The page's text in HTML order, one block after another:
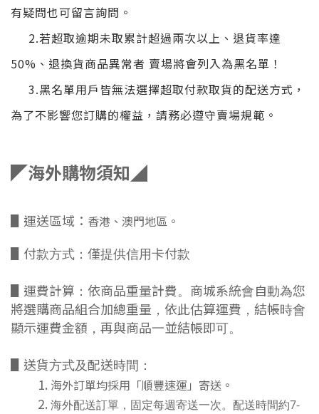
有疑問也可留言詢問。
2.若超取逾期未取累計超過兩次以上 、 退貨率達
50% 、 退換貨商品異常者 賣場將會列入為黑名單 ！
3.黑名單用戶皆無法選擇超取付款取貨的配送方式，
為了不影響您訂購的權益，請務必遵守賣場規範 。
◤海外購物須知◢
▋ 運送區域： 香港、澳門地區。
▋付款方式：僅提供信用卡付款
▋運費計算：依商品重量計費。 商城系統會自動為您
將選購商品組合加總重量，依此估算運費，結帳時會
顯示運費金額，再與商品一並結帳即可。
▋送貨方式及配送時間：
海外訂單均採用「順豐速運」寄送。
海外配送訂單，固定每週寄送一次。配送時間約7-